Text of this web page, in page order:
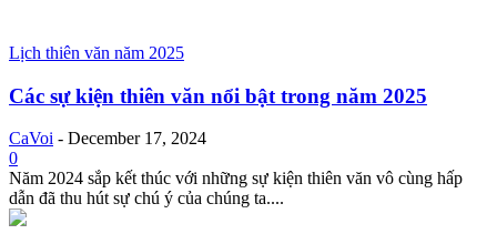
Lịch thiên văn năm 2025
Các sự kiện thiên văn nổi bật trong năm 2025
CaVoi - December 17, 2024
0
Năm 2024 sắp kết thúc với những sự kiện thiên văn vô cùng hấp
dẫn đã thu hút sự chú ý của chúng ta....